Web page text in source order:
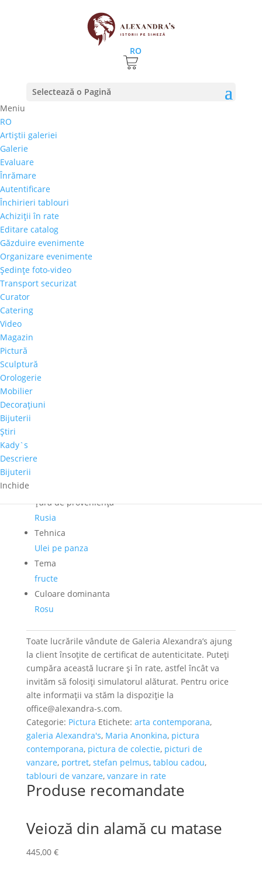
RO
Selectează o Pagină
Meniu
RO
Artiştii galeriei
Galerie
Evaluare
Înrămare
Autentificare
Închirieri tablouri
Achiziţii în rate
Editare catalog
Găzduire evenimente
Organizare evenimente
Şedinţe foto-video
Transport securizat
Curator
Catering
Video
Magazin
Pictură
Sculptură
Orologerie
Mobilier
Decoraţiuni
Bijuterii
Ştiri
Kady`s
Descriere
Bijuterii
Inchide
Prima pagină⚊Magazin
Maria Anonkina –
„Fructe”
700,00
Selectează rata |
3 luni
6 luni
9 luni
12 luni
Cantitate
Maria
Anonkina
"Fructe"
Comandă telefonică!
Dimensiuni
Perioadă
Maria Anonkina
Ţară de provenienţă
Rusia
Tehnica
Ulei pe panza
Tema
fructe
Culoare dominanta
Rosu
Toate lucrările vândute de Galeria Alexandra’s ajung
la client însoțite de certificat de autenticitate. Puteți
cumpăra această lucrare și în rate, astfel încât va
invităm să folosiți simulatorul alăturat. Pentru orice
alte informații va stăm la dispoziție la
office@alexandra-s.com.
Categorie: Pictura Etichete: arta contemporana,
galeria Alexandra's, Maria Anonkina, pictura
contemporana, pictura de colectie, picturi de
vanzare, portret, stefan pelmus, tablou cadou,
tablouri de vanzare, vanzare in rate
Produse recomandate
Veioză din alamă cu matase
445,00 €